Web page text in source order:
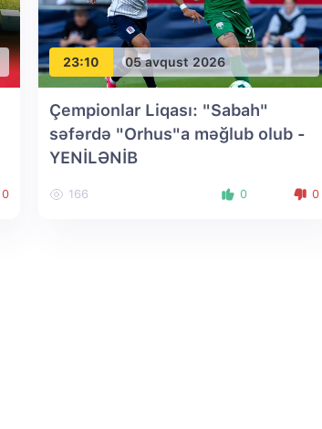
0
23:10 05 avqust 2026
Çempionlar Liqası: "Sabah"
səfərdə "Orhus"a məğlub olub -
YENİLƏNİB
166 0 0